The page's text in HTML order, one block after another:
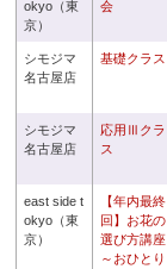
okyo（東
京）
会
シモジマ
名古屋店
基礎クラス
シモジマ
名古屋店
応用Ⅲクラ
ス
east side t
okyo（東
京）
【年内最終
回】お花の
選び方講座
～おひとり